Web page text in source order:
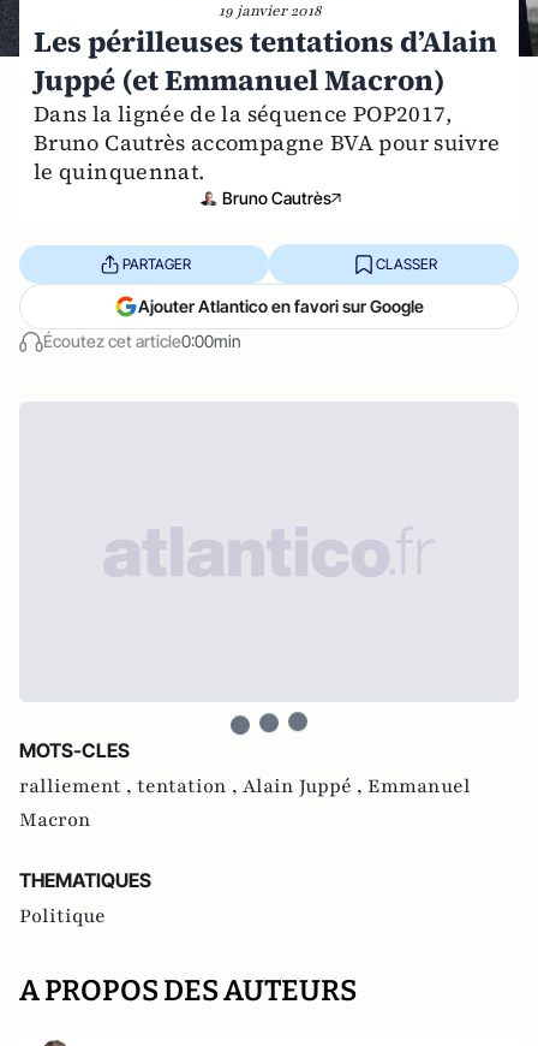
19 janvier 2018
Les périlleuses tentations d’Alain
Juppé (et Emmanuel Macron)
Dans la lignée de la séquence POP2017,
Bruno Cautrès accompagne BVA pour suivre
le quinquennat.
Bruno Cautrès
Écoutez cet article0:00min
PARTAGER CLASSER
Ajouter Atlantico en favori sur Google
MOTS-CLES
ralliement , tentation , Alain Juppé , Emmanuel
Macron
THEMATIQUES
Politique
A PROPOS DES AUTEURS